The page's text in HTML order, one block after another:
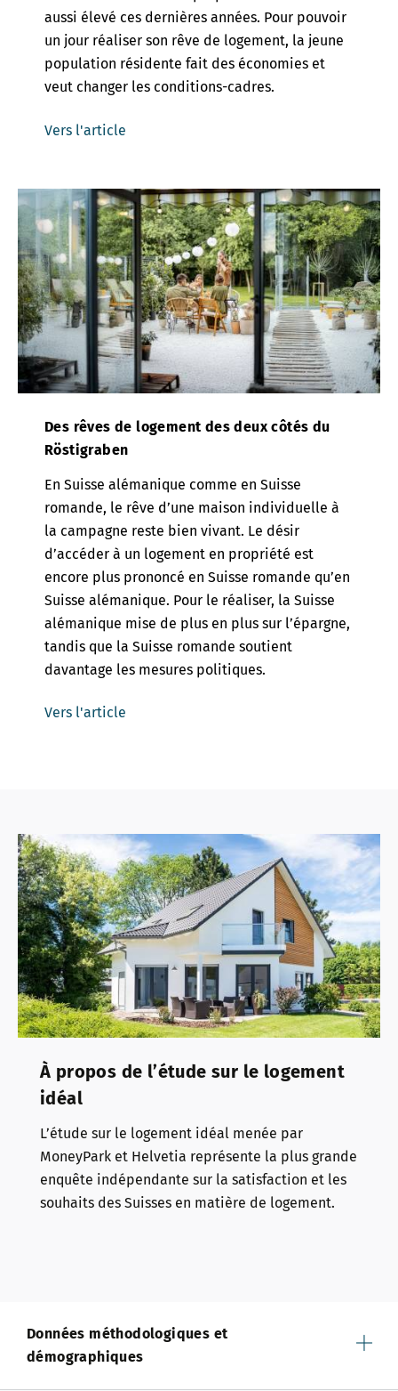
aussi élevé ces dernières années. Pour pouvoir
un jour réaliser son rêve de logement, la jeune
population résidente fait des économies et
veut changer les conditions-cadres.
Vers l'article
Des rêves de logement des deux côtés du
Röstigraben
En Suisse alémanique comme en Suisse
romande, le rêve d’une maison individuelle à
la campagne reste bien vivant. Le désir
d’accéder à un logement en propriété est
encore plus prononcé en Suisse romande qu’en
Suisse alémanique. Pour le réaliser, la Suisse
alémanique mise de plus en plus sur l’épargne,
tandis que la Suisse romande soutient
davantage les mesures politiques.
Vers l'article
À propos de l’étude sur le logement
idéal
L’étude sur le logement idéal menée par
MoneyPark et Helvetia représente la plus grande
enquête indépendante sur la satisfaction et les
souhaits des Suisses en matière de logement.
Données méthodologiques et
démographiques